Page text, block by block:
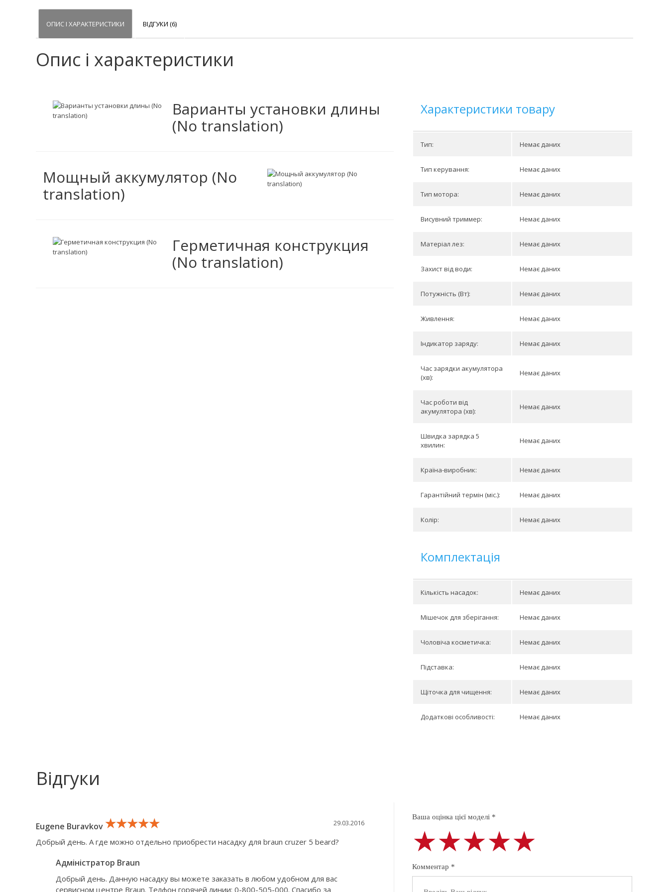
ОПИС І ХАРАКТЕРИСТИКИ ВІДГУКИ (6)
Опис і характеристики
Варианты установки длины
(No translation)
Мощный аккумулятор (No
translation)
Герметичная конструкция
(No translation)
Характеристики товару
Тип: Немає даних
Тип керування: Немає даних
Тип мотора: Немає даних
Висувний триммер: Немає даних
Матеріал лез: Немає даних
Захист від води: Немає даних
Потужність (Вт): Немає даних
Живлення: Немає даних
Індикатор заряду: Немає даних
Час зарядки акумулятора
(хв):
Немає даних
Час роботи від
акумулятора (хв):
Немає даних
Швидка зарядка 5
хвилин:
Немає даних
Країна-виробник: Немає даних
Гарантійний термін (міс.): Немає даних
Колір: Немає даних
Комплектація
Кількість насадок: Немає даних
Мішечок для зберігання: Немає даних
Чоловіча косметичка: Немає даних
Підставка: Немає даних
Щіточка для чищення: Немає даних
Додаткові особливості: Немає даних
Відгуки
Eugene Buravkov ★★★★★
★★★★★
★★★★★ 29.03.2016
Добрый день. А где можно отдельно приобрести насадку для braun cruzer 5 beard?
Адміністратор Braun
Добрый день. Данную насадку вы можете заказать в любом удобном для вас
сервисном центре Braun. Телфон горячей линии: 0-800-505-000. Спасибо за
Ваша оцінка цієї моделі *
★★★★★
★★★★★
★★★★★
Комментар *